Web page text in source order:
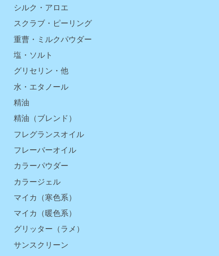
シルク・アロエ
スクラブ・ピーリング
重曹・ミルクパウダー
塩・ソルト
グリセリン・他
水・エタノール
精油
精油（ブレンド）
フレグランスオイル
フレーバーオイル
カラーパウダー
カラージェル
マイカ（寒色系）
マイカ（暖色系）
グリッター（ラメ）
サンスクリーン